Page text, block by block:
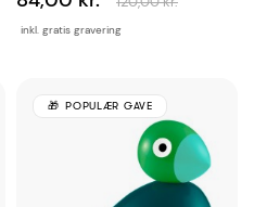
inkl. gratis gravering
POPULÆR GAVE